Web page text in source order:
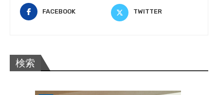
FACEBOOK TWITTER
検索